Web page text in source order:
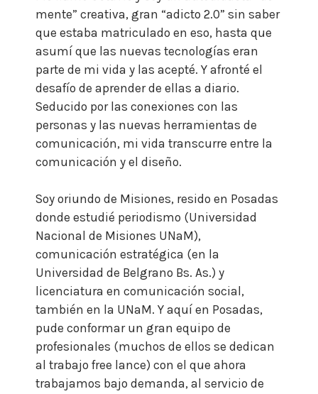
mente” creativa, gran “adicto 2.0” sin saber
que estaba matriculado en eso, hasta que
asumí que las nuevas tecnologías eran
parte de mi vida y las acepté. Y afronté el
desafío de aprender de ellas a diario.
Seducido por las conexiones con las
personas y las nuevas herramientas de
comunicación, mi vida transcurre entre la
comunicación y el diseño.
Soy oriundo de Misiones, resido en Posadas
donde estudié periodismo (Universidad
Nacional de Misiones UNaM),
comunicación estratégica (en la
Universidad de Belgrano Bs. As.) y
licenciatura en comunicación social,
también en la UNaM. Y aquí en Posadas,
pude conformar un gran equipo de
profesionales (muchos de ellos se dedican
al trabajo free lance) con el que ahora
trabajamos bajo demanda, al servicio de